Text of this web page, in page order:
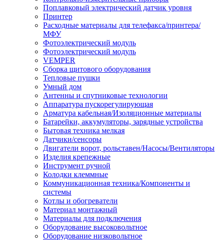
Поплавковый электрический датчик уровня
Принтер
Расходные материалы для телефакса/принтера/
МФУ
Фотоэлектрический модуль
Фотоэлектрический модуль
VEMPER
Сборка щитового оборудования
Тепловые пушки
Умный дом
Антенны и спутниковые технологии
Аппаратура пускорегулирующая
Арматура кабельная/Изоляционные материалы
Батарейки, аккумуляторы, зарядные устройства
Бытовая техника мелкая
Датчики/сенсоры
Двигатели ворот, рольставен/Насосы/Вентиляторы
Изделия крепежные
Инструмент ручной
Колодки клеммные
Коммуникационная техника/Компоненты и
системы
Котлы и обогреватели
Материал монтажный
Материалы для подключения
Оборудование высоковольтное
Оборудование низковольтное